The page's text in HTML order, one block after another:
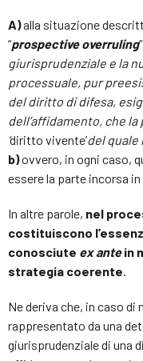
A)alla situazione
“prospective overruling
giurisprudenziale e la
processuale, pur
del diritto di difesa,
dell’affidamento, che
diritto vivente’del quale
b)ovvero, in ogni caso,
essere la parte incorsa
In altre parole, nel
costituiscono
conosciute ex antein
strategia coerente.
Ne deriva che, in caso
rappresentato da una
giurisprudenziale di una